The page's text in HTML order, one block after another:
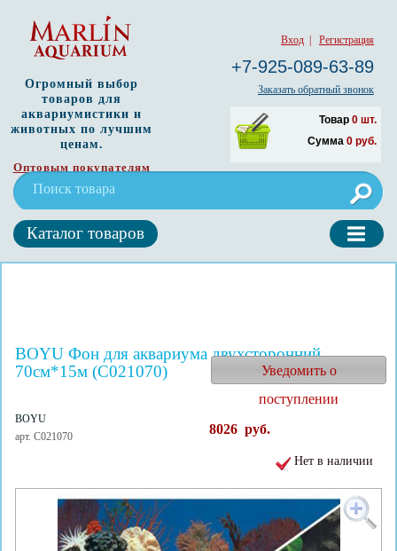
Вход Регистрация
+7-925-089-63-89
Заказать обратный звонок
Товар 0 шт.
Сумма 0 руб.
Огромный выбор
товаров для
аквариумистики и
животных по лучшим
ценам.
Оптовым покупателям
Каталог товаров
BOYU Фон для аквариума двухсторонний
70см*15м (C021070)
BOYU
арт. C021070
Уведомить о
поступлении
8026 руб.
Нет в наличии